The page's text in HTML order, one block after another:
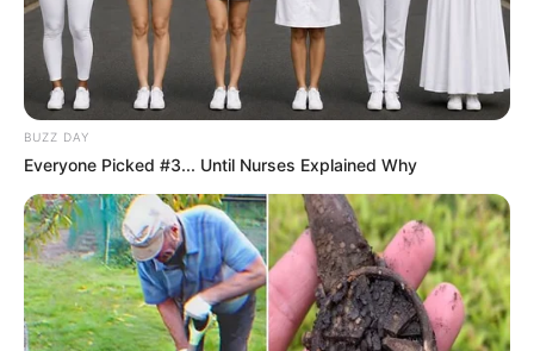
BUZZ DAY
Everyone Picked #3... Until Nurses Explained Why